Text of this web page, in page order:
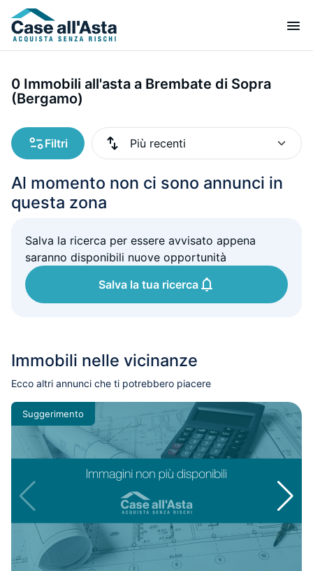
0 Immobili all'asta a Brembate di Sopra
(Bergamo)
Filtri
Al momento non ci sono annunci in
questa zona
Salva la ricerca per essere avvisato appena
saranno disponibili nuove opportunità
Salva la tua ricerca
Immobili nelle vicinanze
Ecco altri annunci che ti potrebbero piacere
Suggerimento